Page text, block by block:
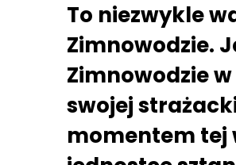
To niezwykle
Zimnowodzie.
Zimnowodzie
swojej
momentem tej